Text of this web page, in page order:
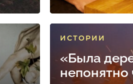
ИСТОРИИ
«Была
непонятно